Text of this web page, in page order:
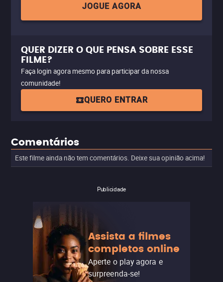
JOGUE AGORA
QUER DIZER O QUE PENSA SOBRE ESSE
FILME?
Faça login agora mesmo para participar da nossa
comunidade!
QUERO ENTRAR
Comentários
Este filme ainda não tem comentários. Deixe sua opinião acima!
Publicidade
Assista a filmes
completos online
Aperte o play agora e
surpreenda-se!